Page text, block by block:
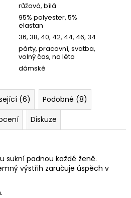
růžová, bílá
95% polyester, 5%
elastan
36, 38, 40, 42, 44, 46, 34
párty, pracovní, svatba,
volný čas, na léto
dámské
(6)
Podobné (8)
Diskuze
sukní padnou každé ženě.
výstřih zaručuje úspěch v